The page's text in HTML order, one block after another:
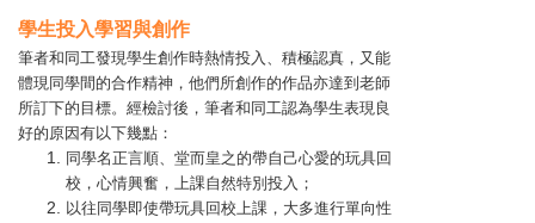
學生投入學習與創作
筆者和同工發現學生創作時熱情投入、積極認真，又能
體現同學間的合作精神，他們所創作的作品亦達到老師
所訂下的目標。經檢討後，筆者和同工認為學生表現良
好的原因有以下幾點：
同學名正言順、堂而皇之的帶自己心愛的玩具回
校，心情興奮，上課自然特別投入；
以往同學即使帶玩具回校上課，大多進行單向性